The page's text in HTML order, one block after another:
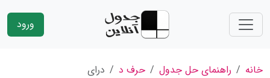
ورود
خانه راهنمای حل جدول حرف د درای